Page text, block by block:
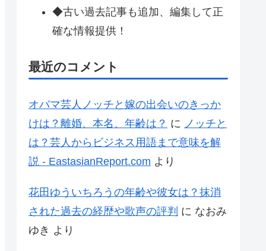
◆古い過去記事も追加、編集して正
確な情報提供！
最近のコメント
オバマ芸人ノッチと嫁の出会いのきっか
けは？離婚、本名、年齢は？ に ノッチと
は？芸人からビジネス用語まで意味を解
説 - EastasianReport.com より
花田ゆういちろうの年齢や彼女は？抹消
された過去の経歴や歌声の評判 に なおみ
ゆき より